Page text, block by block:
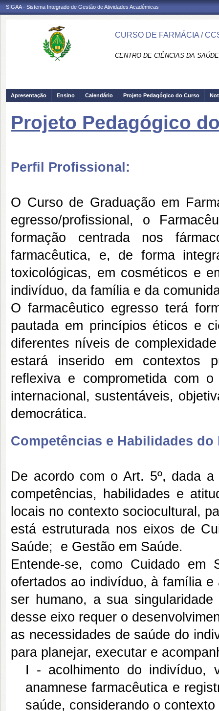
SIGAA - Sistema Integrado de Gestão de Atividades Acadêmicas
CURSO DE FARMÁCIA /
CENTRO DE CIÊNCIAS DA
Apresentação Ensino Calendário Projeto Pedagógico do Curso
Projeto Pedagógico
Perfil Profissional:
O Curso de Graduação em
egresso/profissional, o
formação centrada nos
farmacêutica, e, de forma
toxicológicas, em cosméticos e
indivíduo, da família e da
O farmacêutico egresso terá
pautada em princípios éticos e
diferentes níveis de
estará inserido em contextos
reflexiva e comprometida com
internacional, sustentáveis,
democrática.
Competências e Habilidades
De acordo com o Art. 5º, dada
competências, habilidades e
locais no contexto sociocultural,
está estruturada nos eixos de
Saúde; e Gestão em Saúde.
Entende-se, como Cuidado
ofertados ao indivíduo, à família
ser humano, a sua
desse eixo requer o
as necessidades de saúde do
para planejar, executar e
I - acolhimento do indivíduo,
anamnese farmacêutica e
saúde, considerando o